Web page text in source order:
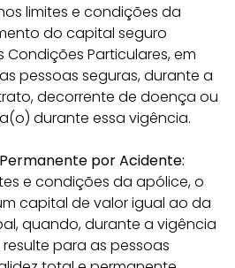
limites e condições da
do capital seguro
Particulares, em
pessoas seguras, durante a
decorrente de doença ou
durante essa vigência.
por Acidente:
e condições da apólice, o
capital de valor igual ao da
quando, durante a vigência
para as pessoas